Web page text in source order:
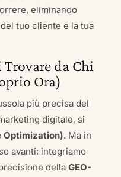
eliminando
tuo cliente e la tua
Trovare da Chi
Ora)
più precisa del
digitale, si
Optimization). Ma in
avanti: integriamo
della GEO-